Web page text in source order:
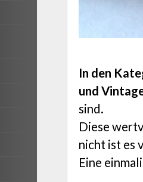
In den
und
sind.
Diese
nicht ist es
Eine